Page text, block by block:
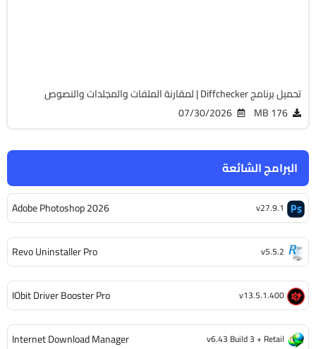
البرامج الشائعة
Adobe Photoshop 2026 v27.9.1
Revo Uninstaller Pro v5.5.2
IObit Driver Booster Pro v13.5.1.400
Internet Download Manager v6.43 Build 3 + Retail
تحميل برنامج Diffchecker | لمقارنة الملفات والمجلدات والنصوص
176 MB
07/30/2026